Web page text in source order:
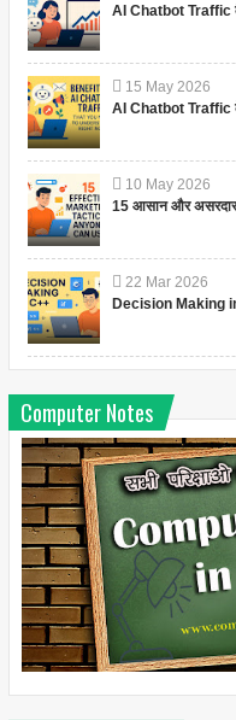
AI Chatbot Traffic
15 May 2026
AI Chatbot Traffic
10 May 2026
15 आसान और असरदार
22 Mar 2026
Decision Making in
Computer Notes